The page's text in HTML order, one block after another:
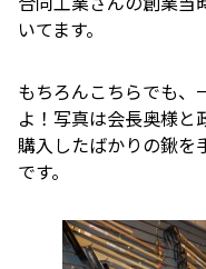
いてます。
もちろんこちらでも、
よ！写真は会長奥様と
購入したばかりの鍬を
です。